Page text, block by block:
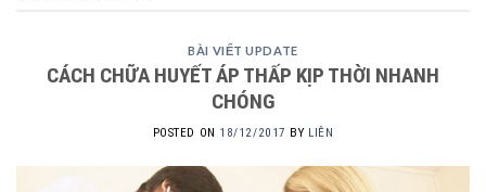
BÀI VIẾT UPDATE
CÁCH CHỮA HUYẾT ÁP THẤP KỊP THỜI NHANH
CHÓNG
POSTED ON 18/12/2017 BY LIÊN